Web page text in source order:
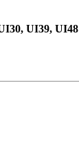
UI39, UI48